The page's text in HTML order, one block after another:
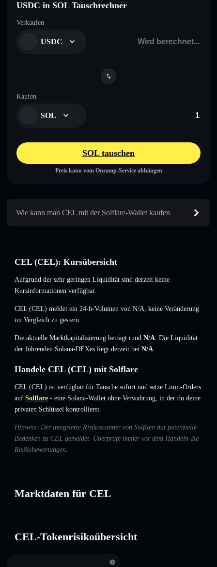
USDC in SOL Tauschrechner
Verkaufen
USDC
Kaufen
SOL
SOL tauschen
Preis kann vom Onramp-Service abhängen
Wie kann man CEL mit der Solflare-Wallet kaufen
CEL (CEL): Kursübersicht
Aufgrund der sehr geringen Liquidität sind derzeit keine
Kursinformationen verfügbar.
CEL (CEL) meldet ein 24-h-Volumen von N/A, keine Veränderung
im Vergleich zu gestern.
Die aktuelle Marktkapitalisierung beträgt rund N/A. Die Liquidität
der führenden Solana-DEXes liegt derzeit bei N/A.
Handele CEL (CEL) mit Solflare
CEL (CEL) ist verfügbar für Tausche sofort und setze Limit-Orders
auf Solflare - eine Solana-Wallet ohne Verwahrung, in der du deine
privaten Schlüssel kontrollierst.
Hinweis: Der integrierte Risikoscanner von Solflare hat potenzielle
Bedenken zu CEL gemeldet. Überprüfe immer vor dem Handeln die
Risikobewertungen.
Marktdaten für CEL
CEL-Tokenrisikoübersicht